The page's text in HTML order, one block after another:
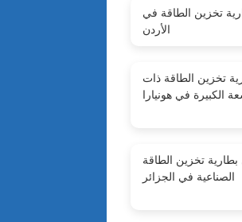
تخزين الطاقة في
الأردن
تخزين الطاقة ذات
الكبيرة في هونيارا
تخزين الطاقة
الصناعية في الجزائر